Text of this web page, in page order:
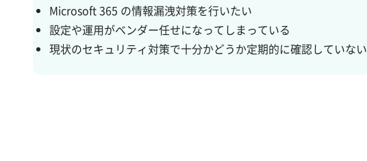
Microsoft 365 の情報漏洩対策を行いたい
設定や運用がベンダー任せになってしまっている
現状のセキュリティ対策で十分かどうか定期的に確認していない